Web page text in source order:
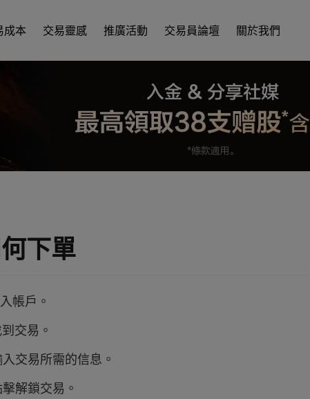
成本 交易靈感 推廣活動 交易員論壇 關於我們
下單
帳戶。
交易。
交易所需的信息。
解鎖交易。